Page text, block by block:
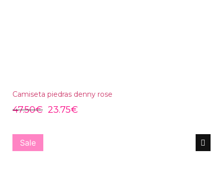
Camiseta piedras denny rose
47.50€ 23.75€
Sale